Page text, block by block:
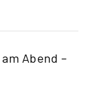
Abend –